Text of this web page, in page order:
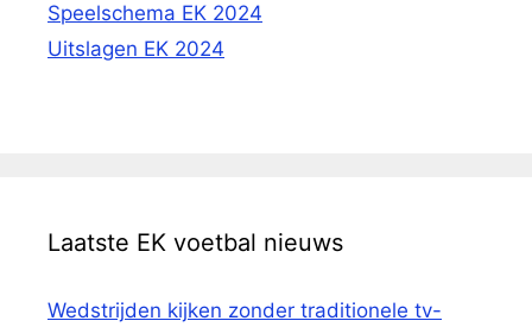
Speelschema EK 2024
Uitslagen EK 2024
Laatste EK voetbal nieuws
Wedstrijden kijken zonder traditionele tv-